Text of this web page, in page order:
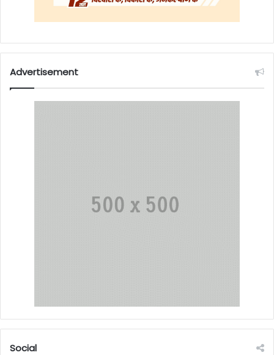
Advertisement
Social